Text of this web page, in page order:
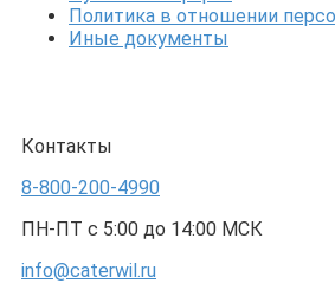
Политика в отношении
Иные документы
Контакты
8-800-200-4990
ПН-ПТ с 5:00 до 14:00 МСК
info@caterwil.ru